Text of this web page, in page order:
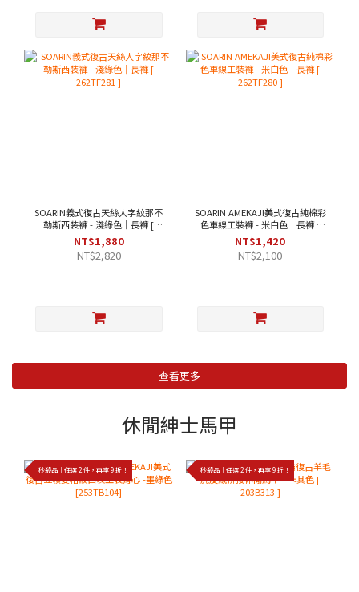
SOARIN義式復古天絲人字紋那不
勒斯西裝褲 - 淺綠色｜長褲 [
262TF281 ]
NT$1,880
NT$2,820
SOARIN AMEKAJI美式復古純棉彩
色車線工裝褲 - 米白色｜長褲 [
262TF280 ]
NT$1,420
NT$2,100
查看更多
休閒紳士馬甲
秒殺品｜任選 2 件，再享 9 折！ 秒殺品｜任選 2 件，再享 9 折！